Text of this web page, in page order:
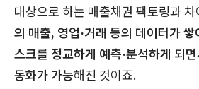
대상으로 하는 매출채권 팩토링과
의 매출, 영업·거래 등의 데이터가 쌓
스크를 정교하게 예측·분석하게 되
동화가 가능해진 것이죠.